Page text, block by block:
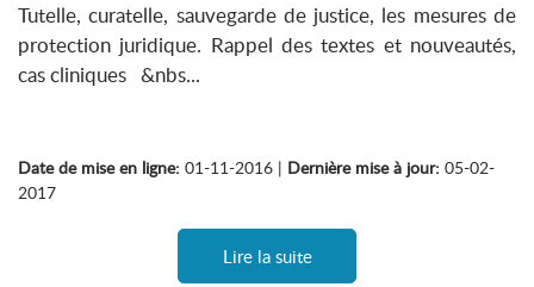
Tutelle, curatelle, sauvegarde de justice, les mesures de
protection juridique. Rappel des textes et nouveautés,
cas cliniques &nbs...
Date de mise en ligne: 01-11-2016 | Dernière mise à jour: 05-02-
2017
Lire la suite